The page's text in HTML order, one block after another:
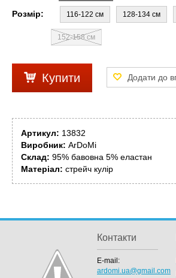
Розмір: 116-122 см 128-134 см
152-158 см
Купити
Артикул: 13832
Виробник: ArDoMi
Склад: 95% бавовна 5% еластан
Матеріал: стрейч кулір
Контакти
E-mail:
ardomi.ua@gmail.com